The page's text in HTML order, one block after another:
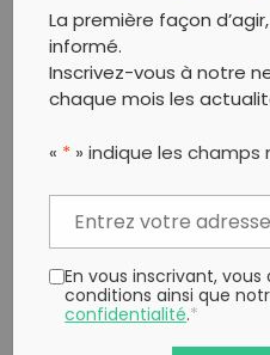
La première façon
informé.
Inscrivez-vous à notre
chaque mois les
« * » indique les champs
En vous inscrivant,
conditions ainsi que
confidentialité.*